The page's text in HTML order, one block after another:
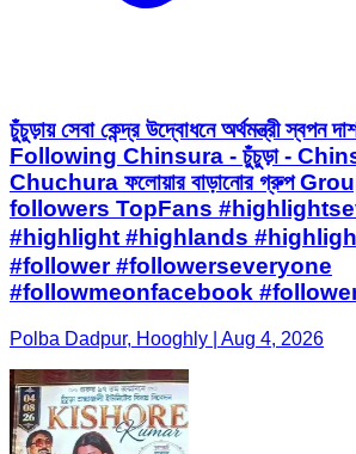
চুঁচুড়ায় সেবা কেন্দ্র উদ্বোধনে অর্থমন্ত্রী
Following Chinsura - চুঁচুড়া -
Chuchura ফলোয়ার বাড়ানোর গ্রুপ
followers TopFans
#highlight #highlands
#follower #followerseveryone
#followmeonfacebook
Polba Dadpur, Hooghly | Aug 4, 2026